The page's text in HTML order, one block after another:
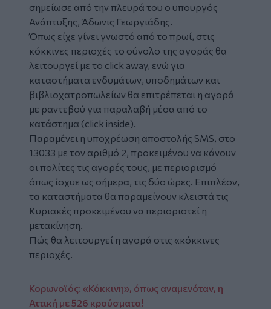
σημείωσε από την πλευρά του ο υπουργός
Ανάπτυξης, Άδωνις Γεωργιάδης.
Όπως είχε γίνει γνωστό από το πρωί, στις
κόκκινες περιοχές το σύνολο της αγοράς θα
λειτουργεί με το click away, ενώ για
καταστήματα ενδυμάτων, υποδημάτων και
βιβλιοχατροπωλείων θα επιτρέπεται η αγορά
με ραντεβού για παραλαβή μέσα από το
κατάστημα (click inside).
Παραμένει η υποχρέωση αποστολής SMS, στο
13033 με τον αριθμό 2, προκειμένου να κάνουν
οι πολίτες τις αγορές τους, με περιορισμό
όπως ίσχυε ως σήμερα, τις δύο ώρες. Επιπλέον,
τα καταστήματα θα παραμείνουν κλειστά τις
Κυριακές προκειμένου να περιοριστεί η
μετακίνηση.
Πώς θα λειτουργεί η αγορά στις «κόκκινες
περιοχές.
Κορωνοϊός: «Κόκκινη», όπως αναμενόταν, η
Αττική με 526 κρούσματα!